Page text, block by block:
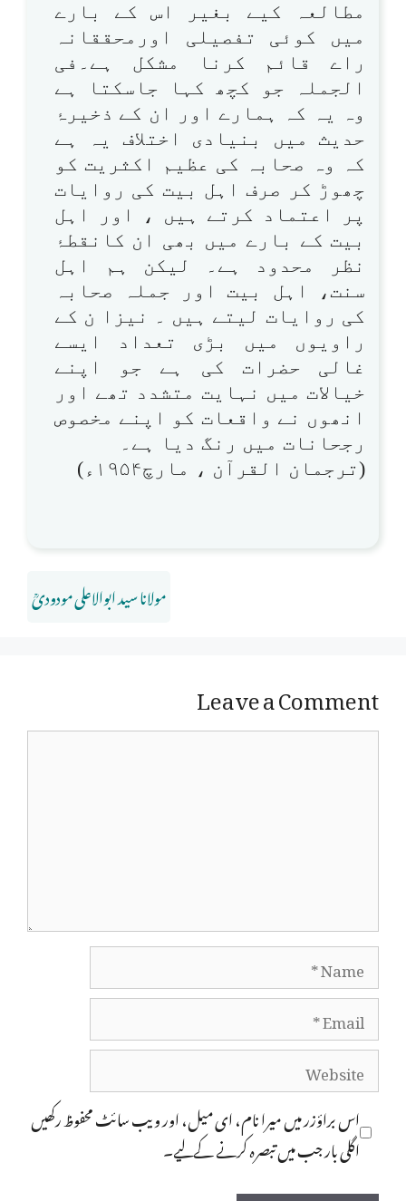
مطالعہ کیے بغیر اس کے بارے
میں کوئی تفصیلی اورمحققانہ
راے قائم کرنا مشکل ہے۔فی
الجملہ جو کچھ کہا جاسکتا ہے
وہ یہ کہ ہمارے اور ان کے ذخیرۂ
حدیث میں بنیادی اختلاف یہ ہے
کہ وہ صحابہ کی عظیم اکثریت کو
چھوڑ کر صرف اہل بیت کی روایات
پر اعتماد کرتے ہیں ، اور اہل
بیت کے بارے میں بھی ان کانقطۂ
نظر محدود ہے۔ لیکن ہم اہل
سنت، اہل بیت اور جملہ صحابہ
کی روایات لیتے ہیں ۔ نیزا ن کے
راویوں میں بڑی تعداد ایسے
غالی حضرات کی ہے جو اپنے
خیالات میں نہایت متشدد تھے اور
انھوں نے واقعات کو اپنے مخصوص
رجحانات میں رنگ دیا ہے۔
(ترجمان القرآن ، مارچ۱۹۵۴ء)
مولانا سید ابوالاعلی مودودیؒ
Leave a Comment
Name
Email
Website
اس براؤزر میں میرا نام، ای میل، اور ویب سائٹ محفوظ رکھیں
اگلی بار جب میں تبصرہ کرنے کےلیے۔